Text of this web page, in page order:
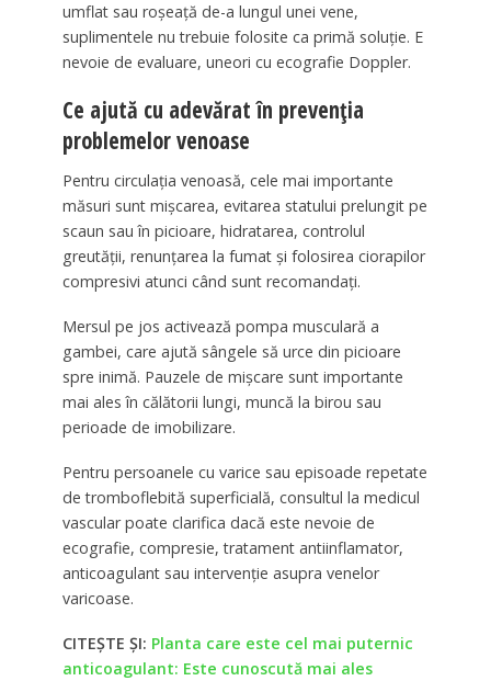
umflat sau roșeață de-a lungul unei vene,
suplimentele nu trebuie folosite ca primă soluție. E
nevoie de evaluare, uneori cu ecografie Doppler.
Ce ajută cu adevărat în prevenția
problemelor venoase
Pentru circulația venoasă, cele mai importante
măsuri sunt mișcarea, evitarea statului prelungit pe
scaun sau în picioare, hidratarea, controlul
greutății, renunțarea la fumat și folosirea ciorapilor
compresivi atunci când sunt recomandați.
Mersul pe jos activează pompa musculară a
gambei, care ajută sângele să urce din picioare
spre inimă. Pauzele de mișcare sunt importante
mai ales în călătorii lungi, muncă la birou sau
perioade de imobilizare.
Pentru persoanele cu varice sau episoade repetate
de tromboflebită superficială, consultul la medicul
vascular poate clarifica dacă este nevoie de
ecografie, compresie, tratament antiinflamator,
anticoagulant sau intervenție asupra venelor
varicoase.
CITEȘTE ȘI: Planta care este cel mai puternic
anticoagulant: Este cunoscută mai ales